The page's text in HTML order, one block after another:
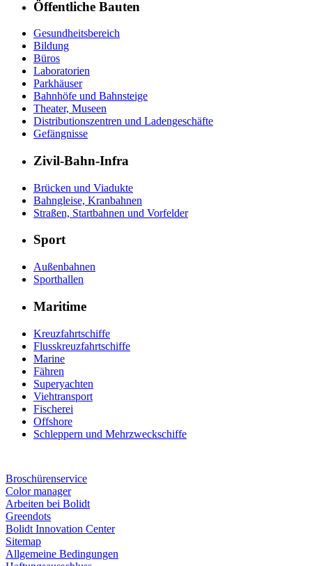
Öffentliche Bauten
Gesundheitsbereich
Bildung
Büros
Laboratorien
Parkhäuser
Bahnhöfe und Bahnsteige
Theater, Museen
Distributionszentren und Ladengeschäfte
Gefängnisse
Zivil-Bahn-Infra
Brücken und Viadukte
Bahngleise, Kranbahnen
Straßen, Startbahnen und Vorfelder
Sport
Außenbahnen
Sporthallen
Maritime
Kreuzfahrtschiffe
Flusskreuzfahrtschiffe
Marine
Fähren
Superyachten
Viehtransport
Fischerei
Offshore
Schleppern und Mehrzweckschiffe
Broschürenservice
Color manager
Arbeiten bei Bolidt
Greendots
Bolidt Innovation Center
Sitemap
Allgemeine Bedingungen